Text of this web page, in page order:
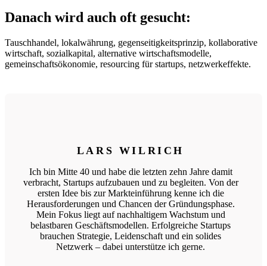
Danach wird auch oft gesucht:
Tauschhandel, lokalwährung, gegenseitigkeitsprinzip, kollaborative
wirtschaft, sozialkapital, alternative wirtschaftsmodelle,
gemeinschaftsökonomie, resourcing für startups, netzwerkeffekte.
LARS WILRICH
Ich bin Mitte 40 und habe die letzten zehn Jahre damit
verbracht, Startups aufzubauen und zu begleiten. Von der
ersten Idee bis zur Markteinführung kenne ich die
Herausforderungen und Chancen der Gründungsphase.
Mein Fokus liegt auf nachhaltigem Wachstum und
belastbaren Geschäftsmodellen. Erfolgreiche Startups
brauchen Strategie, Leidenschaft und ein solides
Netzwerk – dabei unterstütze ich gerne.